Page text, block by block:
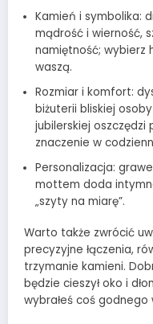
Kamień i symbolika:
mądrość i wierność,
namiętność; wybierz
waszą.
Rozmiar i komfort:
biżuterii bliskiej
jubilerskiej
znaczenie w
Personalizacja:
mottem doda
„szyty na miarę”.
Warto także zwrócić
precyzyjne łączenia,
trzymanie kamieni.
będzie cieszył oko i
wybrałeś coś godnego